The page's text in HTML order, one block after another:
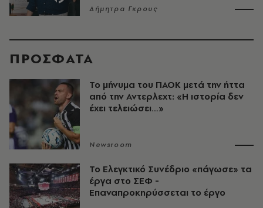
Δήμητρα Γκρους
ΠΡΟΣΦΑΤΑ
Το μήνυμα του ΠΑΟΚ μετά την ήττα
από την Αντερλεχτ: «Η ιστορία δεν
έχει τελειώσει…»
Newsroom
Το Ελεγκτικό Συνέδριο «πάγωσε» τα
έργα στο ΣΕΦ -
Επαναπροκηρύσσεται το έργο